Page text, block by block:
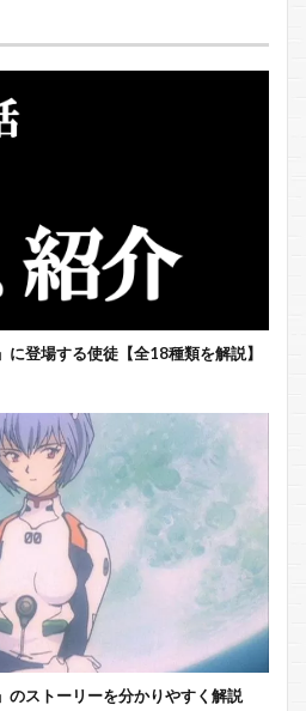
に登場する使徒【全18種類を解説】
のストーリーを分かりやすく解説